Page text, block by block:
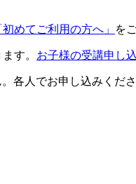
初めてご利用の方へ」 を
す。 お子様の受講申し
各人でお申し込みくだ